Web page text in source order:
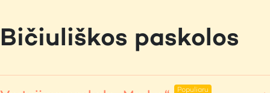
Bičiuliškos paskolos